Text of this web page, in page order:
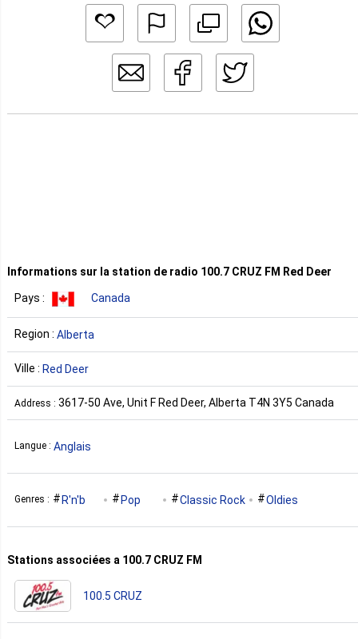
Informations sur la station de radio 100.7 CRUZ FM Red Deer
Pays : Canada
Region : Alberta
Ville : Red Deer
Address : 3617-50 Ave, Unit F Red Deer, Alberta T4N 3Y5 Canada
Langue : Anglais
Genres : R'n'b Pop Classic Rock Oldies
Stations associées a 100.7 CRUZ FM
100.5 CRUZ